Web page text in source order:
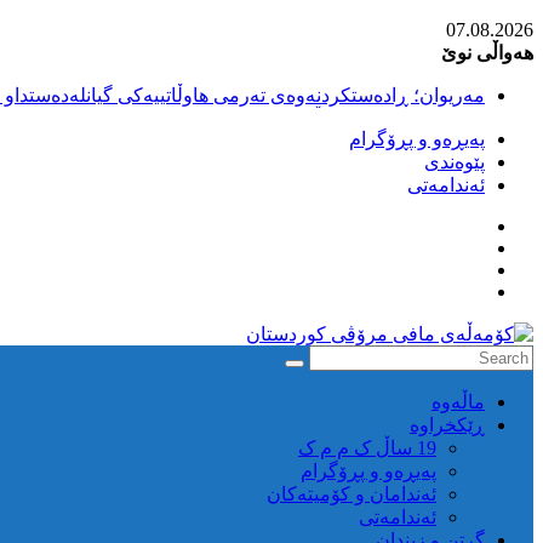
Skip
to
07.08.2026
هەواڵی نوێ
مەریوان؛ ڕادەستکردنەوەی تەرمی هاوڵاتییەکی
سەقز؛ دەسبەسەری دوو گەنج لەلایەن هێزە ئەمنییەکانی
کوژرانی هاوڵاتییەکی خەڵکی سەردەشت لە کاتی کۆڵبەری لە
مەریوان و ڕوانسەر؛ کوژرانی دوو هاوڵاتی لە کاتی
پەیڕەو و پڕۆگرام
پێوەندی
ئەندامەتی
كۆمه‌ڵه‌ی
مافی
مرۆڤی
کوردستان
ماڵه‌وه‌
ڕێکخراوە
19 ساڵ ک م م ک
پەیڕەو و پڕۆگرام
ئەندامان و کۆمیتەکان
ئەندامەتی